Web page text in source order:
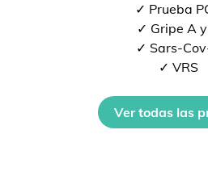
✓ Prueba
✓ Gripe A
✓ Sars-
✓ VRS
Ver todas las